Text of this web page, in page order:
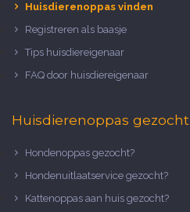
Huisdierenoppas vinden
Registreren als baasje
Tips huisdiereigenaar
FAQ door huisdiereigenaar
Huisdierenoppas gezocht
Hondenoppas gezocht?
Hondenuitlaatservice gezocht?
Kattenoppas aan huis gezocht?